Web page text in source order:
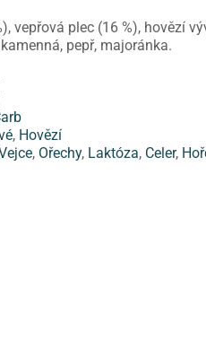
vepřová plec (16 %), hovězí
pepř, majoránka.
, Hovězí
, Ořechy, Laktóza, Celer,